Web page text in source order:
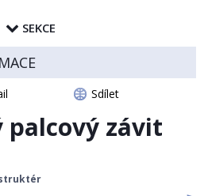
JEDNOTEK
ČLÁNKY
MODELY
TABULKY
SEKCE
MATERIÁLŮ
TVRDOSTI MATERIÁLŮ
LÁTEK A MATERIÁLŮ
Sdílet
závit